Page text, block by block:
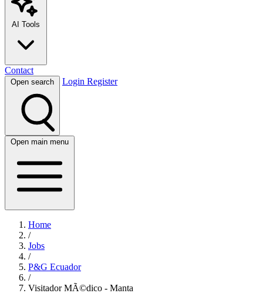
AI Tools
Contact
Open search Login Register
Open main menu
Home
/
Jobs
/
P&G Ecuador
/
Visitador MÃ©dico - Manta